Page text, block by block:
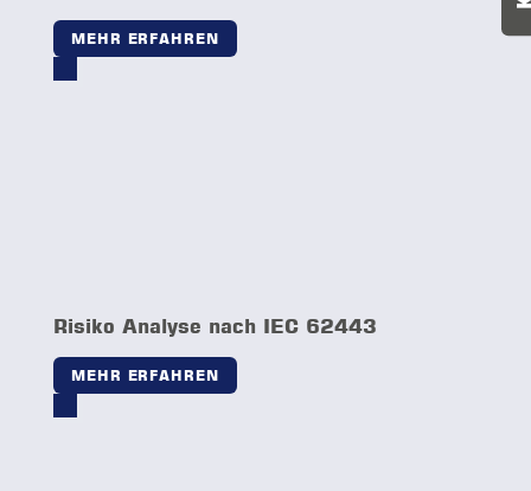
Intrusion Detection System (IDS)
Network Access Control (NAC)